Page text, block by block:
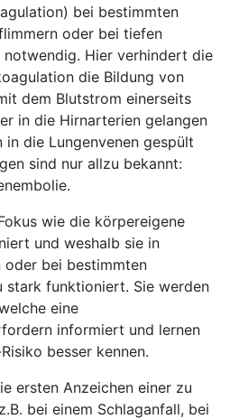
bei bestimmten
oder bei tiefen
notwendig. Hier verhindert die
die Bildung von
dem Blutstrom einerseits
in die Hirnarterien gelangen
in die Lungenvenen gespült
sind nur allzu bekannt:
wie die körpereigene
und weshalb sie in
oder bei bestimmten
stark funktioniert. Sie werden
eine
informiert und lernen
besser kennen.
ersten Anzeichen einer zu
bei einem Schlaganfall, bei